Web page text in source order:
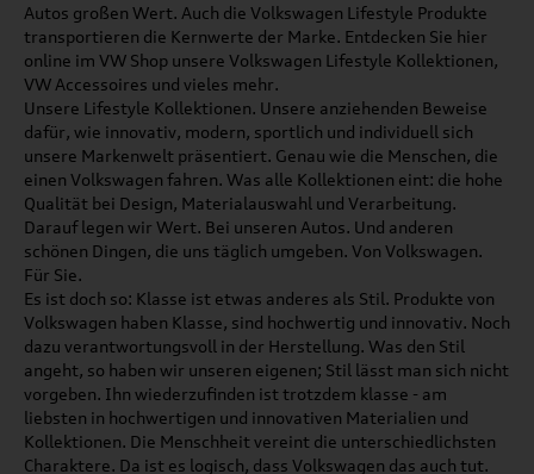
Autos großen Wert. Auch die Volkswagen Lifestyle Produkte
transportieren die Kernwerte der Marke. Entdecken Sie hier
online im VW Shop unsere Volkswagen Lifestyle Kollektionen,
VW Accessoires und vieles mehr.
Unsere Lifestyle Kollektionen. Unsere anziehenden Beweise
dafür, wie innovativ, modern, sportlich und individuell sich
unsere Markenwelt präsentiert. Genau wie die Menschen, die
einen Volkswagen fahren. Was alle Kollektionen eint: die hohe
Qualität bei Design, Materialauswahl und Verarbeitung.
Darauf legen wir Wert. Bei unseren Autos. Und anderen
schönen Dingen, die uns täglich umgeben. Von Volkswagen.
Für Sie.
Es ist doch so: Klasse ist etwas anderes als Stil. Produkte von
Volkswagen haben Klasse, sind hochwertig und innovativ. Noch
dazu verantwortungsvoll in der Herstellung. Was den Stil
angeht, so haben wir unseren eigenen; Stil lässt man sich nicht
vorgeben. Ihn wiederzufinden ist trotzdem klasse - am
liebsten in hochwertigen und innovativen Materialien und
Kollektionen. Die Menschheit vereint die unterschiedlichsten
Charaktere. Da ist es logisch, dass Volkswagen das auch tut.